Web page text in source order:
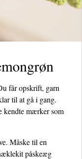
får opskrift, garn
til at gå i gang.
kendte mærker som
Måske til en
påskeæg